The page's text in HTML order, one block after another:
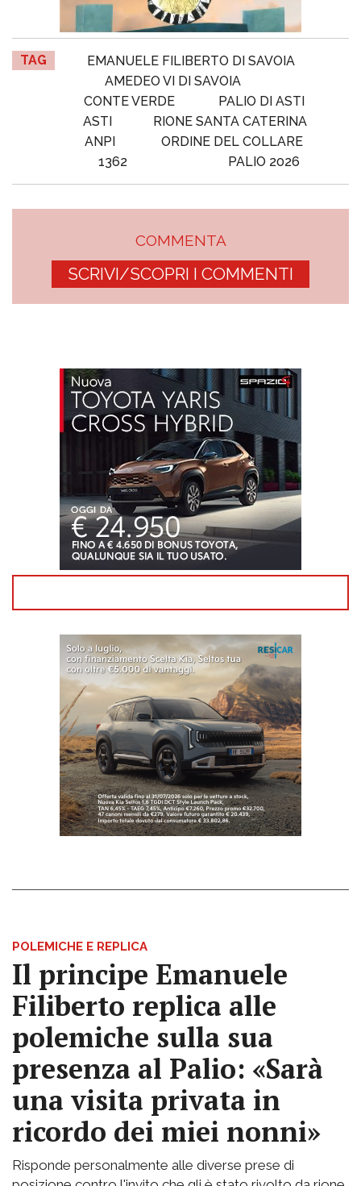
TAG
EMANUELE FILIBERTO DI SAVOIA
AMEDEO VI DI SAVOIA
CONTE VERDE
PALIO DI ASTI
ASTI
RIONE SANTA CATERINA
ANPI
ORDINE DEL COLLARE
1362
PALIO 2026
COMMENTA
SCRIVI/SCOPRI I COMMENTI
POLEMICHE E REPLICA
Il principe Emanuele
Filiberto replica alle
polemiche sulla sua
presenza al Palio: «Sarà
una visita privata in
ricordo dei miei nonni»
Risponde personalmente alle diverse prese di